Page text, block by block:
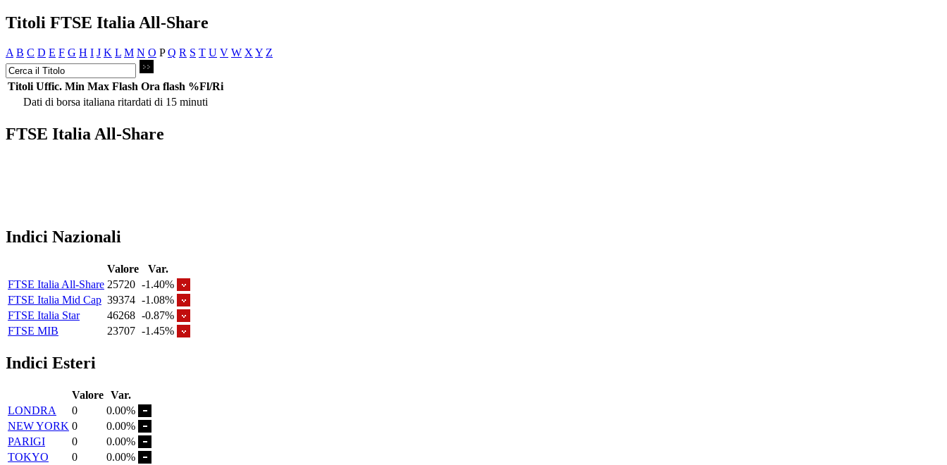
Titoli FTSE Italia All-Share
A B C D E F G H I J K L M N O PQ R S T U V W X Y Z
Titoli Uffic. Min Max Flash Ora flash %Fl/Ri
Dati di borsa italiana ritardati di 15 minuti
FTSE Italia All-Share
Indici Nazionali
Valore
Var.
FTSE Italia All-Share 25720 -1.40%
FTSE Italia Mid Cap 39374 -1.08%
FTSE Italia Star
46268 -0.87%
FTSE MIB
23707 -1.45%
Indici Esteri
Valore Var.
LONDRA
0
0.00%
NEW YORK 0
0.00%
PARIGI
0
0.00%
TOKYO
0
0.00%